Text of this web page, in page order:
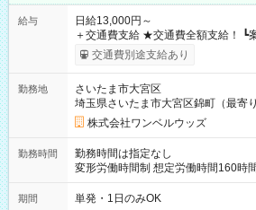
給与
日給13,000円～
＋交通費支給 ★交通費全額支給！ ┗案件により規定あり ★日払
いOK！（規定あり） ┗働いたその
ンビニATMから 日払い分を引き落とせます！ 【
交通費別途支給あり
勤務地
さいたま市大宮区
埼玉県さいたま市大宮区錦町（最寄
株式会社ワンベルウッズ
勤務時間
勤務時間は指定なし
変形労働時間制 想定労働時間160時間/月 【シフト例】 ・
～21：00
期間 単発・1日のみOK